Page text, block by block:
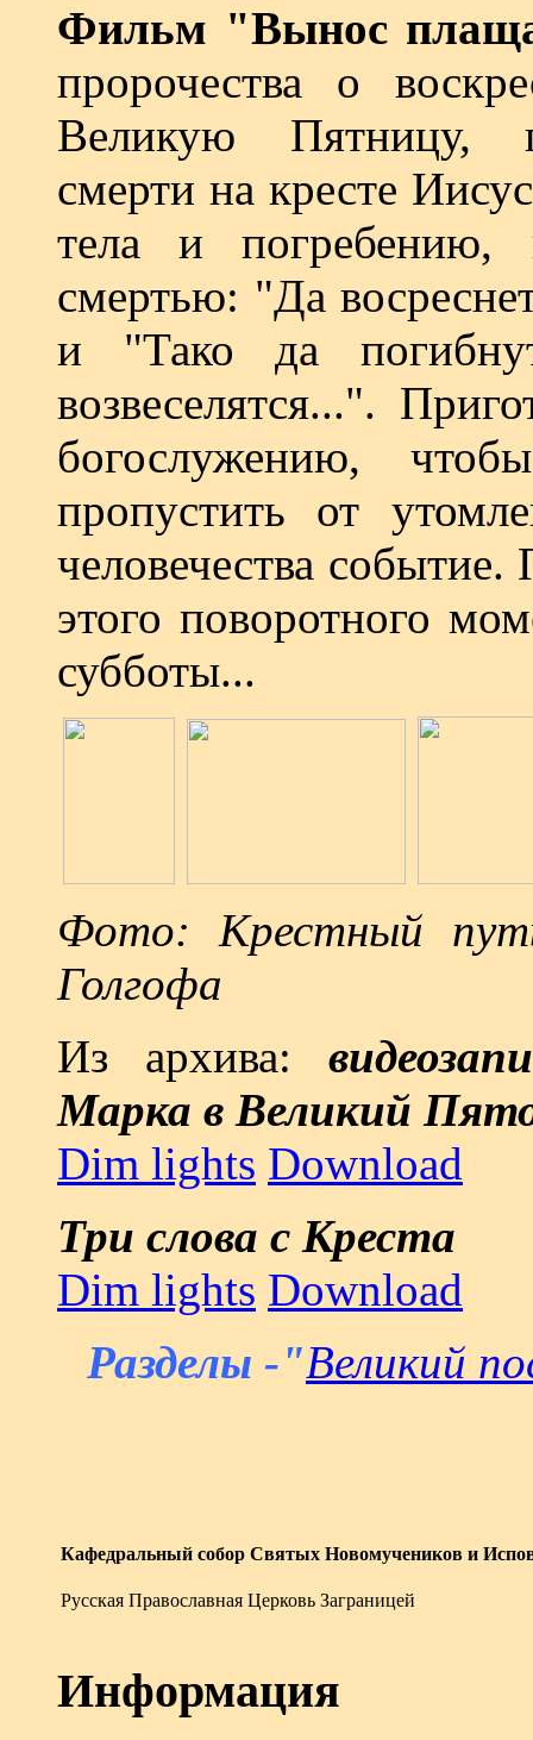
Фильм "Вынос
пророчества о
Великую Пятницу,
смерти на кресте
тела и погребению,
смертью: "Да
и "Тако да
возвеселятся...".
богослужению,
пропустить от
человечества событие.
этого поворотного
субботы...
Фото: Крестный
Голгофа
Из архива:
Марка в Великий
Dim lights Download
Три слова с Креста
Dim lights Download
Разделы -"Великий
Кафедральный собор Святых Новомучеников и
Русская Православная Церковь Заграницей
Информация